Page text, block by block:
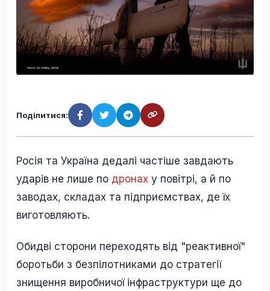
Поділитися:
Росія та Україна дедалі частіше завдають
ударів не лише по дронах у повітрі, а й по
заводах, складах та підприємствах, де їх
виготовляють.
Обидві сторони переходять від "реактивної"
боротьби з безпілотниками до стратегії
знищення виробничої інфраструктури ще до